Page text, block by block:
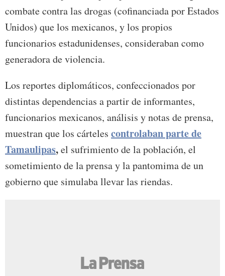
combate contra las drogas (cofinanciada por Estados
Unidos) que los mexicanos, y los propios
funcionarios estadunidenses, consideraban como
generadora de violencia.
Los reportes diplomáticos, confeccionados por
distintas dependencias a partir de informantes,
funcionarios mexicanos, análisis y notas de prensa,
muestran que los cárteles controlaban parte de
Tamaulipas,el sufrimiento de la población, el
sometimiento de la prensa y la pantomima de un
gobierno que simulaba llevar las riendas.